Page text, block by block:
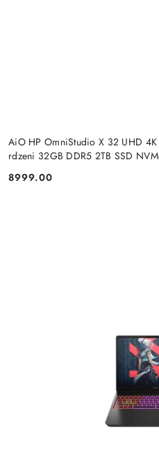
AiO HP OmniStudio X 32 UHD
rdzeni 32GB DDR5 2TB SSD
Cena:
8999.00